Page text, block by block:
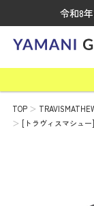
令和8
TOP
[トラヴィスマシュ